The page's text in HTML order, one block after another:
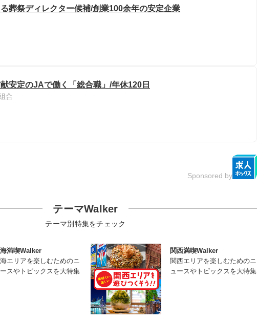
葬祭ディレクター候補/創業100余年の安定企業
安定のJAで働く「総合職」/年休120日
合
Sponsored by
テーマWalker
テーマ別特集をチェック
満喫Walker
エリアを楽しむためのニ
スやトピックスを大特集
関西満喫Walker
関西エリアを楽しむためのニ
ュースやトピックスを大特集